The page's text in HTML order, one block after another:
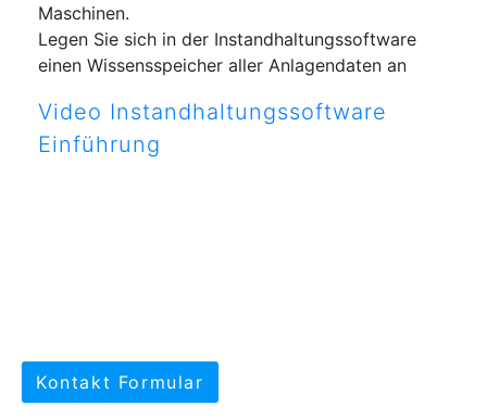
Maschinen.
Legen Sie sich in der Instandhaltungssoftware
einen Wissensspeicher aller Anlagendaten an
Video Instandhaltungssoftware
Einführung
Kontakt Formular